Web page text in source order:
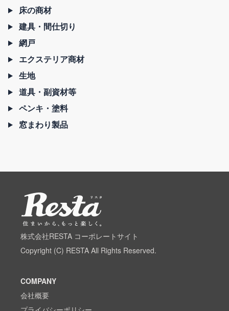
床の商材
建具・間仕切り
網戸
エクステリア商材
生地
道具・副資材等
ペンキ・塗料
窓まわり製品
株式会社RESTA コーポレートサイト
Copyright (C) RESTA All Rights Reserved.
COMPANY
会社概要